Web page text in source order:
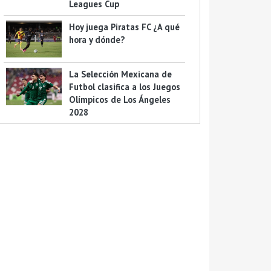
Leagues Cup
Hoy juega Piratas FC ¿A qué
hora y dónde?
La Selección Mexicana de
Futbol clasifica a los Juegos
Olímpicos de Los Ángeles
2028